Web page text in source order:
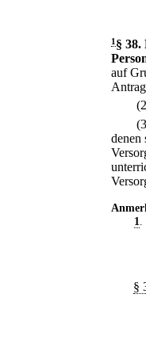
1 § 38.
auf
denen
1
§